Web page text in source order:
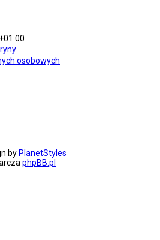
osobowych
by PlanetStyles
phpBB.pl